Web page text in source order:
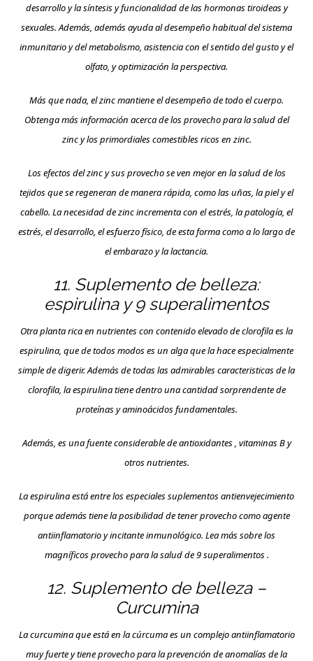
desarrollo y la síntesis y funcionalidad de las hormonas tiroideas y
sexuales. Además, además ayuda al desempeño habitual del sistema
inmunitario y del metabolismo, asistencia con el sentido del gusto y el
olfato, y optimización la perspectiva.
Más que nada, el zinc mantiene el desempeño de todo el cuerpo.
Obtenga más información acerca de los provecho para la salud del
zinc y los primordiales comestibles ricos en zinc.
Los efectos del zinc y sus provecho se ven mejor en la salud de los
tejidos que se regeneran de manera rápida, como las uñas, la piel y el
cabello. La necesidad de zinc incrementa con el estrés, la patología, el
estrés, el desarrollo, el esfuerzo físico, de esta forma como a lo largo de
el embarazo y la lactancia.
11. Suplemento de belleza:
espirulina y 9 superalimentos
Otra planta rica en nutrientes con contenido elevado de clorofila es la
espirulina, que de todos modos es un alga que la hace especialmente
simple de digerir. Además de todas las admirables caracteristicas de la
clorofila, la espirulina tiene dentro una cantidad sorprendente de
proteínas y aminoácidos fundamentales.
Además, es una fuente considerable de antioxidantes , vitaminas B y
otros nutrientes.
La espirulina está entre los especiales suplementos antienvejecimiento
porque además tiene la posibilidad de tener provecho como agente
antiinflamatorio y incitante inmunológico. Lea más sobre los
magníficos provecho para la salud de 9 superalimentos .
12. Suplemento de belleza –
Curcumina
La curcumina que está en la cúrcuma es un complejo antiinflamatorio
muy fuerte y tiene provecho para la prevención de anomalías de la